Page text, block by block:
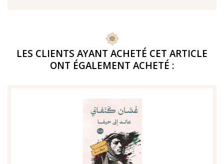
LES CLIENTS AYANT ACHETÉ CET ARTICLE
ONT ÉGALEMENT ACHETÉ :